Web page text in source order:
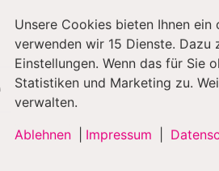
Knethaken –
& mühelos
Zubehör für alle, die
arbeiten. Ob knusprige Pizzateige,
Unsere Cookies bieten Ihnen
verwenden wir 15 Dienste. Dazu
Einstellungen. Wenn das für Sie
Statistiken und Marketing zu.
verwalten.
Ablehnen
Impressum